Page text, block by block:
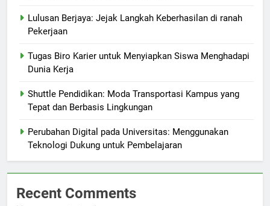
Lulusan Berjaya: Jejak Langkah Keberhasilan di ranah
Pekerjaan
Tugas Biro Karier untuk Menyiapkan Siswa Menghadapi
Dunia Kerja
Shuttle Pendidikan: Moda Transportasi Kampus yang
Tepat dan Berbasis Lingkungan
Perubahan Digital pada Universitas: Menggunakan
Teknologi Dukung untuk Pembelajaran
Recent Comments